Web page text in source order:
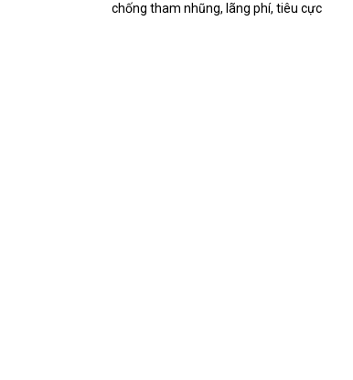
chống tham nhũng, lãng phí, tiêu cực